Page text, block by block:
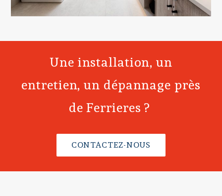
Une installation, un
entretien, un dépannage près
de Ferrieres ?
CONTACTEZ-NOUS